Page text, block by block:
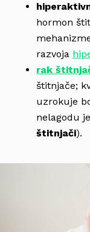
hormon
razvoja
rak
štitnjače;
uzrokuje
nelagodu
štitnjači).